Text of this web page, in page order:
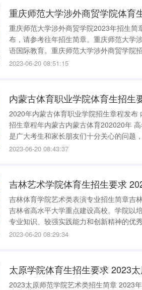
重庆师范大学涉外商贸学院2023年招生
布，请参考往年招生简章。重庆师范大学
语国际教育。重庆师范大学涉外商贸学院
业30普通专科专业50艺术专科专业50重庆
2023-06-20 08:51:15
内蒙古体育职业学院体育生招生
2020年内蒙古体育职业学院招生章程发
招生章程年内蒙古内蒙古体育202020年 高考填报志愿时，内蒙古体育职业学院招生章程何时发布
是广大考生和家长朋友们十分关心的问题
年内蒙古体育职业学院招生章程，供大家
2023-06-20 08:43:37
吉林艺术学院体育生招生要求
吉林体育学院艺术类表演专业招生简章吉
吉林省高水平大学重点建设高校。学院以
专业知识、较强实践能力和创新精神的优
训，坚持以人才培养为根本，以教学改革
2023-06-20 08:29:34
太原学院体育生招生要求 2023
2023太原师范学院艺术类招生简章 2023年太原师范学院艺术类招生简章 太原师范学院不断推进更